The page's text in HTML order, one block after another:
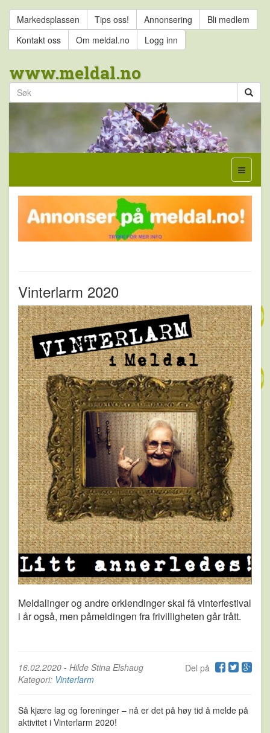
Markedsplassen Tips oss! Annonsering
Bli medlem
Kontakt oss
Om meldal.no Logg inn
www.meldal.no
Vinterlarm 2020
Meldalinger og andre orklendinger skal få vinterfestival
i år også, men påmeldingen fra frivilligheten går trått.
Del på
16.02.2020 - Hilde Stina Elshaug
Kategori: Vinterlarm
Så kjære lag og foreninger – nå er det på høy tid å melde på
aktivitet i Vinterlarm 2020!